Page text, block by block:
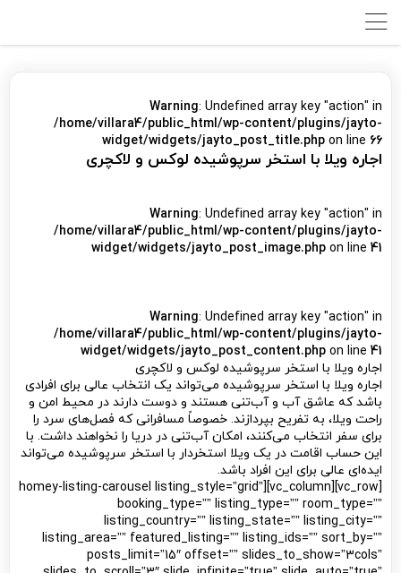
Warning: Undefined array key "action" in
/home/villara4/public_html/wp-content/plugins/jayto-
widget/widgets/jayto_post_title.php on line 66
اجاره ویلا با استخر سرپوشیده لوکس و لاکچری
Warning: Undefined array key "action" in
/home/villara4/public_html/wp-content/plugins/jayto-
widget/widgets/jayto_post_image.php on line 41
Warning: Undefined array key "action" in
/home/villara4/public_html/wp-content/plugins/jayto-
widget/widgets/jayto_post_content.php on line 41
اجاره ویلا با استخر سرپوشیده لوکس و لاکچری
اجاره ویلا با استخر سرپوشیده می‌تواند یک انتخاب عالی برای افرادی
باشد که عاشق آب و آب‌تنی هستند و دوست دارند در محیط امن و
راحت ویلا، به تفریح بپردازند. خصوصاً مسافرانی که فصل‌های سرد را
برای سفر انتخاب می‌کنند، امکان آب‌تنی در دریا را نخواهند داشت. با
این حساب اقامت در یک ویلا استخردار با استخر سرپوشیده می‌تواند
ایده‌ای عالی برای این افراد باشد.
[vc_row][vc_column][homey-listing-carousel listing_style=”grid”
booking_type=”” listing_type=”” room_type=””
listing_country=”” listing_state=”” listing_city=””
listing_area=”” featured_listing=”” listing_ids=”” sort_by=””
posts_limit=”15″ offset=”” slides_to_show=”3cols”